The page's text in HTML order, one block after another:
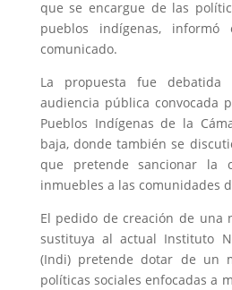
que se encargue de las
pueblos indígenas,
comunicado.
​La propuesta fue
audiencia pública convocada
Pueblos Indígenas de la
baja, donde también se
que pretende sancionar la
inmuebles a las comunidades
El pedido de creación de una
sustituya al actual Instituto
(Indi) pretende dotar de un
políticas sociales enfocadas a